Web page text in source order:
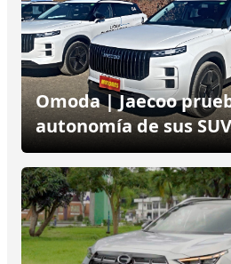
Omoda | Jaecoo
autonomía de sus